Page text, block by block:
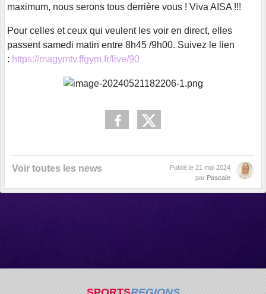
maximum, nous serons tous derrière vous ! Viva AISA !!!
Pour celles et ceux qui veulent les voir en direct, elles
passent samedi matin entre 8h45 /9h00. Suivez le lien
: https://magymtv.ffgym.fr/live/90
Voir toutes les news Publié le 21 mai 2024
par Pascale